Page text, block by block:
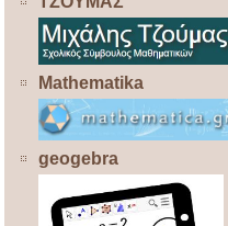
Mathematika
geogebra